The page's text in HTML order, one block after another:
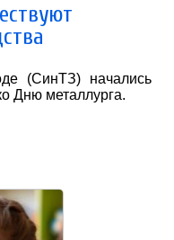
(СинТЗ) начались
Дню металлурга.